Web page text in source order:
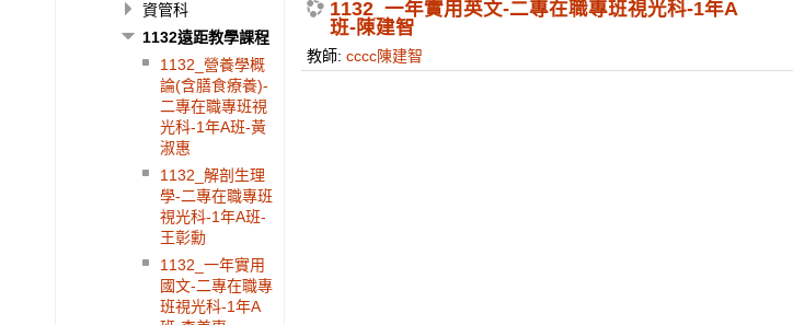
1132_一年實用英文-二專在職專班視光科-1年A
班-陳建智
教師: cccc陳建智
資管科
1132遠距教學課程
1132_營養學概
論(含膳食療養)-
二專在職專班視
光科-1年A班-黃
淑惠
1132_解剖生理
學-二專在職專班
視光科-1年A班-
王彰勳
1132_一年實用
國文-二專在職專
班視光科-1年A